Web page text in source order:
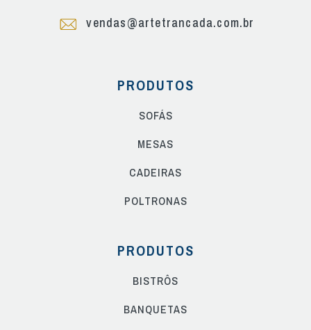
vendas@artetrancada.com.br
PRODUTOS
SOFÁS
MESAS
CADEIRAS
POLTRONAS
PRODUTOS
BISTRÔS
BANQUETAS